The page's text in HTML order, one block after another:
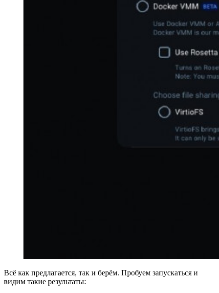
Всё как предлагается, так и берём. Пробуем запускаться и
видим такие результаты: